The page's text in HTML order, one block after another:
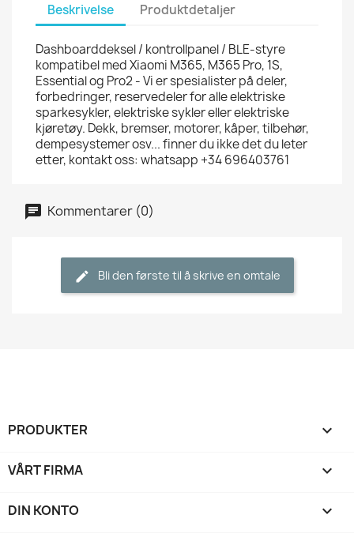
Beskrivelse Produktdetaljer
Dashboarddeksel / kontrollpanel / BLE-styre
kompatibel med Xiaomi M365, M365 Pro, 1S,
Essential og Pro2 - Vi er spesialister på deler,
forbedringer, reservedeler for alle elektriske
sparkesykler, elektriske sykler eller elektriske
kjøretøy. Dekk, bremser, motorer, kåper, tilbehør,
dempesystemer osv... finner du ikke det du leter
etter, kontakt oss: whatsapp +34 696403761
Kommentarer (0)
Bli den første til å skrive en omtale
PRODUKTER 
VÅRT FIRMA 
DIN KONTO 